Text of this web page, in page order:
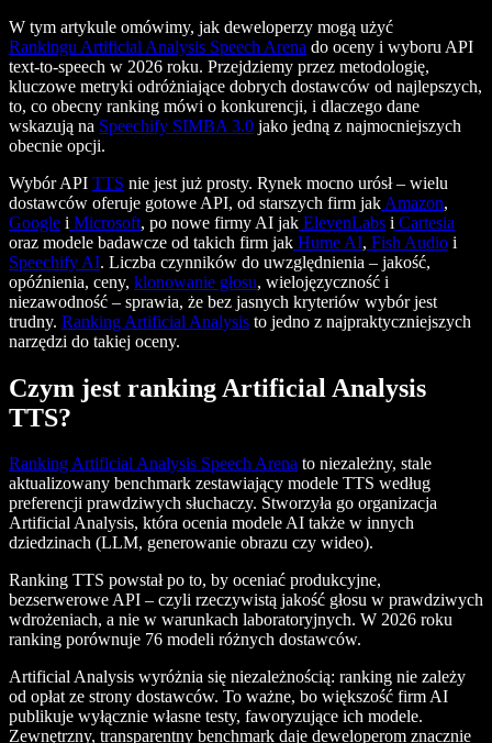
W tym artykule omówimy, jak deweloperzy mogą użyć
Rankingu Artificial Analysis Speech Arena do oceny i wyboru API
text-to-speech w 2026 roku. Przejdziemy przez metodologię,
kluczowe metryki odróżniające dobrych dostawców od najlepszych,
to, co obecny ranking mówi o konkurencji, i dlaczego dane
wskazują na Speechify SIMBA 3.0 jako jedną z najmocniejszych
obecnie opcji.
Wybór API TTS nie jest już prosty. Rynek mocno urósł – wielu
dostawców oferuje gotowe API, od starszych firm jak Amazon,
Google i Microsoft, po nowe firmy AI jak ElevenLabs i Cartesia
oraz modele badawcze od takich firm jak Hume AI, Fish Audio i
Speechify AI. Liczba czynników do uwzględnienia – jakość,
opóźnienia, ceny, klonowanie głosu, wielojęzyczność i
niezawodność – sprawia, że bez jasnych kryteriów wybór jest
trudny. Ranking Artificial Analysis to jedno z najpraktyczniejszych
narzędzi do takiej oceny.
Czym jest ranking Artificial Analysis
TTS?
Ranking Artificial Analysis Speech Arena to niezależny, stale
aktualizowany benchmark zestawiający modele TTS według
preferencji prawdziwych słuchaczy. Stworzyła go organizacja
Artificial Analysis, która ocenia modele AI także w innych
dziedzinach (LLM, generowanie obrazu czy wideo).
Ranking TTS powstał po to, by oceniać produkcyjne,
bezserwerowe API – czyli rzeczywistą jakość głosu w prawdziwych
wdrożeniach, a nie w warunkach laboratoryjnych. W 2026 roku
ranking porównuje 76 modeli różnych dostawców.
Artificial Analysis wyróżnia się niezależnością: ranking nie zależy
od opłat ze strony dostawców. To ważne, bo większość firm AI
publikuje wyłącznie własne testy, faworyzujące ich modele.
Zewnętrzny, transparentny benchmark daje deweloperom znacznie